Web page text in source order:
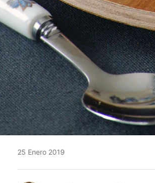
25 Enero 2019